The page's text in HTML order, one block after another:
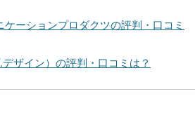
ケーションプロダクツの評判・口コミ
ザイン）の評判・口コミは？